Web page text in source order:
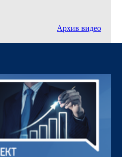
Архив видео